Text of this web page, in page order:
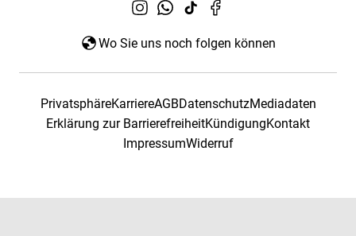
Wo Sie uns noch folgen können
PrivatsphäreKarriereAGBDatenschutzMediadaten
Erklärung zur BarrierefreiheitKündigungKontakt
ImpressumWiderruf